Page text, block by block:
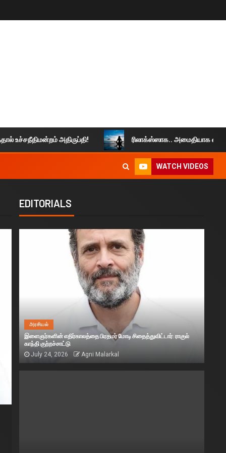
அதிருப்தி! ரிலாக்ஸ்ஸாக.. அமைதியாக வாழுங்கள்..
WATCH VIDEOS
EDITORIALS
அரசியல்
இளைஞர்களின் எதிர்காலத்தை பிரதமர் மோடி சிதைத்துவிட்டார்: ராகுல்
காந்தி குற்றச்சாட்டு
July 24, 2026
Agni Malarkal